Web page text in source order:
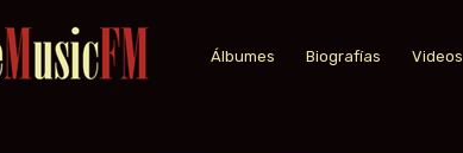
Álbumes Biografías Videos